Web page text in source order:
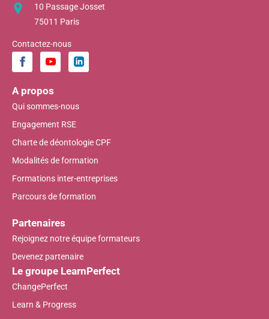
10 Passage Josset
75011 Paris
Contactez-nous
A propos
Qui sommes-nous
Engagement RSE
Charte de déontologie CPF
Modalités de formation
Formations inter-entreprises
Parcours de formation
Partenaires
Rejoignez notre équipe formateurs
Devenez partenaire
Le groupe LearnPerfect
ChangePerfect
Learn & Progress